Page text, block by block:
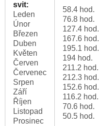
svit:
Leden
Únor
Březen
Duben
Květen
Červen
Červenec
Srpen
Září
Říjen
Listopad
Prosinec
58.4 hod.
76.8 hod.
127.4 hod.
167.6 hod.
195.1 hod.
194 hod.
211.2 hod.
212.3 hod.
152.6 hod.
116.2 hod.
70.6 hod.
50.5 hod.